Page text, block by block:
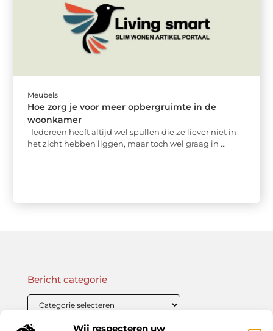
Wij respecteren uw
Meubels
Hoe zorg je voor meer opbergruimte in de
woonkamer
Iedereen heeft altijd wel spullen die ze liever niet in
het zicht hebben liggen, maar toch wel graag in ...
Bericht categorie